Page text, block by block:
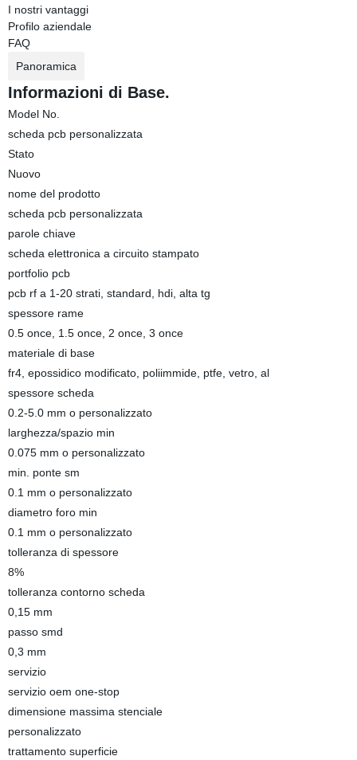
I nostri vantaggi
Profilo aziendale
FAQ
Panoramica
Informazioni di Base.
Model No.
scheda pcb personalizzata
Stato
Nuovo
nome del prodotto
scheda pcb personalizzata
parole chiave
scheda elettronica a circuito stampato
portfolio pcb
pcb rf a 1-20 strati, standard, hdi, alta tg
spessore rame
0.5 once, 1.5 once, 2 once, 3 once
materiale di base
fr4, epossidico modificato, poliimmide, ptfe, vetro, al
spessore scheda
0.2-5.0 mm o personalizzato
larghezza/spazio min
0.075 mm o personalizzato
min. ponte sm
0.1 mm o personalizzato
diametro foro min
0.1 mm o personalizzato
tolleranza di spessore
8%
tolleranza contorno scheda
0,15 mm
passo smd
0,3 mm
servizio
servizio oem one-stop
dimensione massima stenciale
personalizzato
trattamento superficie